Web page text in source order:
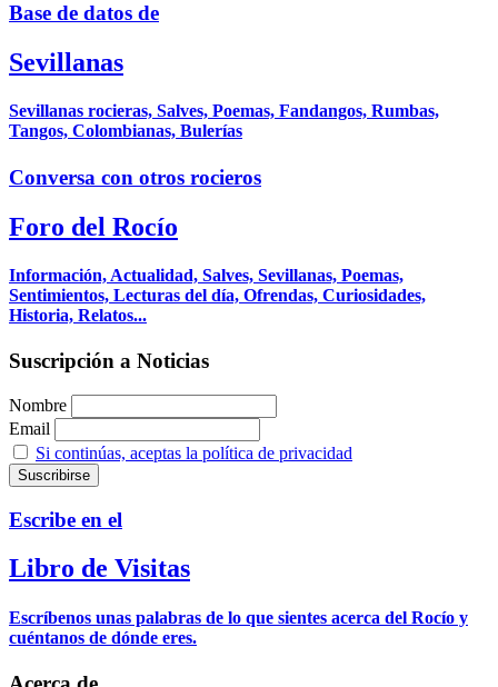
Base de datos de
Sevillanas
Sevillanas rocieras, Salves, Poemas, Fandangos, Rumbas,
Tangos, Colombianas, Bulerías
Conversa con otros rocieros
Foro del Rocío
Información, Actualidad, Salves, Sevillanas, Poemas,
Sentimientos, Lecturas del día, Ofrendas, Curiosidades,
Historia, Relatos...
Suscripción a Noticias
Nombre
Email
Si continúas, aceptas la política de privacidad
Escribe en el
Libro de Visitas
Escríbenos unas palabras de lo que sientes acerca del Rocío y
cuéntanos de dónde eres.